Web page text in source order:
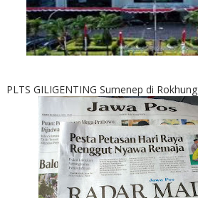
PLTS GILIGENTING Sumenep di Rokhung